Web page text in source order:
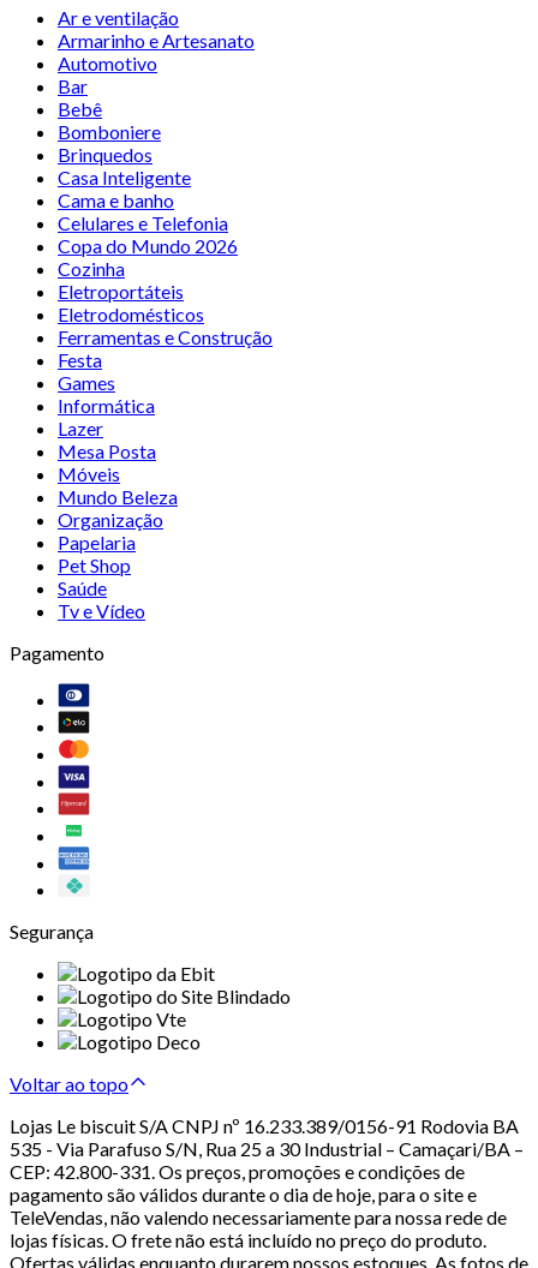
Ar e ventilação
Armarinho e Artesanato
Automotivo
Bar
Bebê
Bomboniere
Brinquedos
Casa Inteligente
Cama e banho
Celulares e Telefonia
Copa do Mundo 2026
Cozinha
Eletroportáteis
Eletrodomésticos
Ferramentas e Construção
Festa
Games
Informática
Lazer
Mesa Posta
Móveis
Mundo Beleza
Organização
Papelaria
Pet Shop
Saúde
Tv e Vídeo
Pagamento
Segurança
Voltar ao topo
Lojas Le biscuit S/A CNPJ nº 16.233.389/0156-91 Rodovia BA
535 - Via Parafuso S/N, Rua 25 a 30 Industrial – Camaçari/BA –
CEP: 42.800-331. Os preços, promoções e condições de
pagamento são válidos durante o dia de hoje, para o site e
TeleVendas, não valendo necessariamente para nossa rede de
lojas físicas. O frete não está incluído no preço do produto.
Ofertas válidas enquanto durarem nossos estoques. As fotos de